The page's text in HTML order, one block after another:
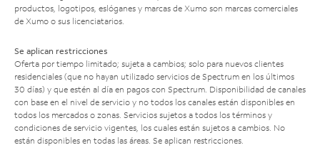
productos, logotipos, eslóganes y marcas de Xumo son marcas comerciales
de Xumo o sus licenciatarios.
Se aplican restricciones
Oferta por tiempo limitado; sujeta a cambios; solo para nuevos clientes
residenciales (que no hayan utilizado servicios de Spectrum en los últimos
30 días) y que estén al día en pagos con Spectrum. Disponibilidad de canales
con base en el nivel de servicio y no todos los canales están disponibles en
todos los mercados o zonas. Servicios sujetos a todos los términos y
condiciones de servicio vigentes, los cuales están sujetos a cambios. No
están disponibles en todas las áreas. Se aplican restricciones.